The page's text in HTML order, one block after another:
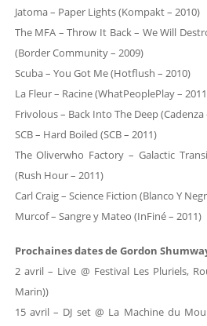
Jatoma – Paper Lights (Kompakt – 2010)
The MFA – Throw It Back – We Will
(Border Community – 2009)
Scuba – You Got Me (Hotflush – 2010)
La Fleur – Racine (WhatPeoplePlay –
Frivolous – Back Into The Deep (Cadenza
SCB – Hard Boiled (SCB – 2011)
The Oliverwho Factory – Galactic
(Rush Hour – 2011)
Carl Craig – Science Fiction (Blanco Y
Murcof – Sangre y Mateo (InFiné – 2011)
Prochaines dates de Gordon
2 avril – Live @ Festival Les Pluriels,
Marin))
15 avril – DJ set @ La Machine du